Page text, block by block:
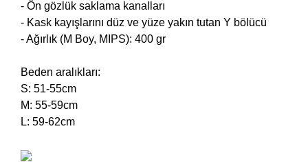
- Ön gözlük saklama kanalları
- Kask kayışlarını düz ve yüze yakın tutan Y bölücü
- Ağırlık (M Boy, MIPS): 400 gr
Beden aralıkları:
S: 51-55cm
M: 55-59cm
L: 59-62cm